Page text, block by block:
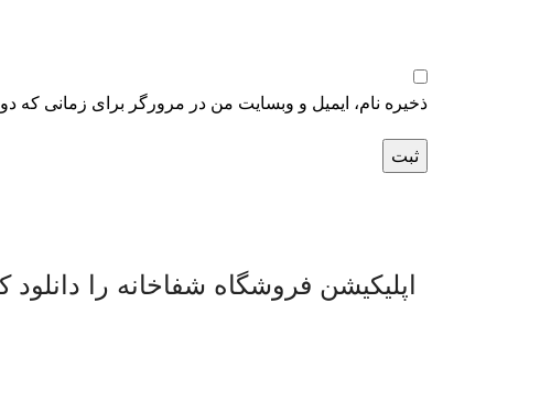
ذخیره نام، ایمیل و وبسایت من در مرورگر برای زمانی که
اپلیکیشن فروشگاه شفاخانه را دانلود